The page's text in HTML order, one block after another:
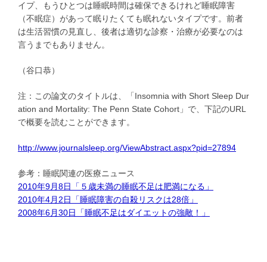
イプ、もうひとつは睡眠時間は確保できるけれど睡眠障害
（不眠症）があって眠りたくても眠れないタイプです。前者
は生活習慣の見直し、後者は適切な診察・治療が必要なのは
言うまでもありません。
（谷口恭）
注：この論文のタイトルは、「Insomnia with Short Sleep Dur
ation and Mortality: The Penn State Cohort」で、下記のURL
で概要を読むことができます。
http://www.journalsleep.org/ViewAbstract.aspx?pid=27894
参考：睡眠関連の医療ニュース
2010年9月8日「５歳未満の睡眠不足は肥満になる」
2010年4月2日「睡眠障害の自殺リスクは28倍」
2008年6月30日「睡眠不足はダイエットの強敵！」